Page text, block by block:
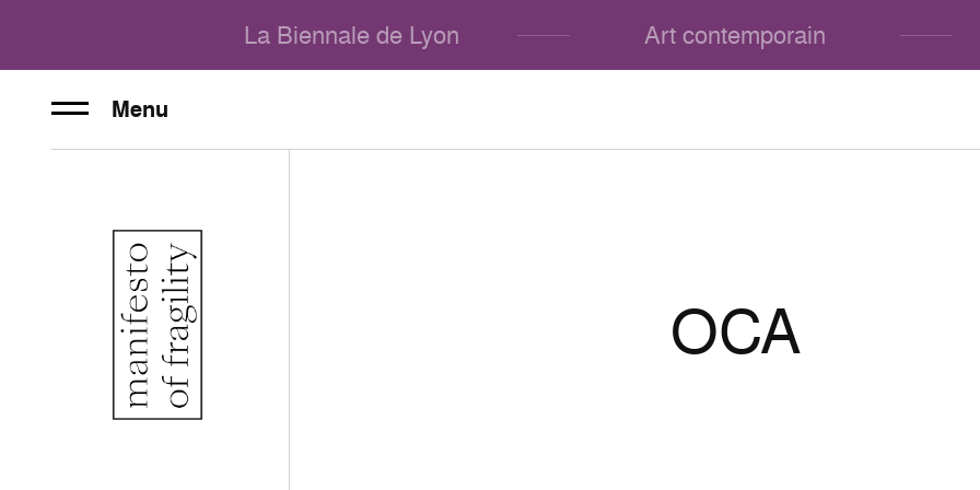
La Biennale de Lyon Art contemporain
Menu
OCA